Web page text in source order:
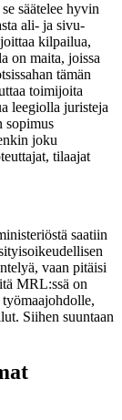
säätelee hyvin
ali- ja sivu-
kilpailua,
on maita, joissa
tämän
toimijoita
leegiolla juristeja
sopimus
joku
tilaajat
saatiin
vaan pitäisi
MRL:ssä on
Siihen suuntaan